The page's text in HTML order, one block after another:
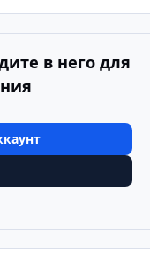
в него для